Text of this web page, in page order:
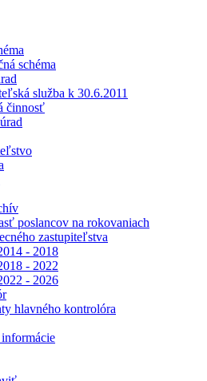
schéma
služba k 30.6.2011
činnosť
poslancov na rokovaniach
zastupiteľstva
- 2018
- 2022
- 2026
hlavného kontrolóra